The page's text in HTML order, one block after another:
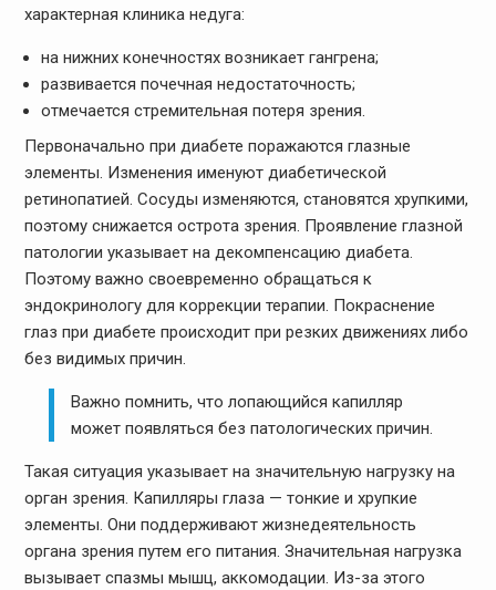
характерная клиника недуга:
на нижних конечностях возникает гангрена;
развивается почечная недостаточность;
отмечается стремительная потеря зрения.
Первоначально при диабете поражаются глазные
элементы. Изменения именуют диабетической
ретинопатией. Сосуды изменяются, становятся хрупкими,
поэтому снижается острота зрения. Проявление глазной
патологии указывает на декомпенсацию диабета.
Поэтому важно своевременно обращаться к
эндокринологу для коррекции терапии. Покраснение
глаз при диабете происходит при резких движениях либо
без видимых причин.
Важно помнить, что лопающийся капилляр
может появляться без патологических причин.
Такая ситуация указывает на значительную нагрузку на
орган зрения. Капилляры глаза — тонкие и хрупкие
элементы. Они поддерживают жизнедеятельность
органа зрения путем его питания. Значительная нагрузка
вызывает спазмы мышц, аккомодации. Из-за этого